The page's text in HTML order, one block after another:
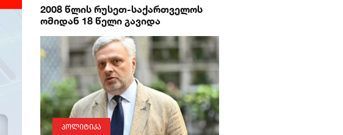
2008 წლის რუსეთ-საქართველოს
ომიდან 18 წელი გავიდა
პოლიტიკა